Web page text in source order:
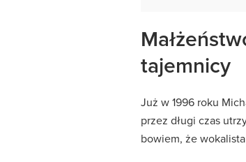
tajemnicy
Już w 1996 roku
przez długi czas
bowiem, że